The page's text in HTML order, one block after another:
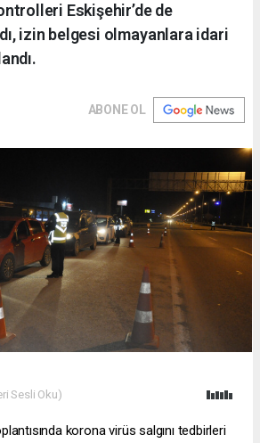
Eskişehir’de de
izin belgesi olmayanlara idari
ABONE OL
Sesli Oku)
korona virüs salgını tedbirleri